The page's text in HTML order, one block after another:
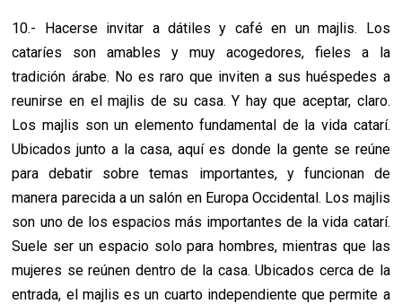
10.- Hacerse invitar a dátiles y café en un majlis. Los
cataríes son amables y muy acogedores, fieles a la
tradición árabe. No es raro que inviten a sus huéspedes a
reunirse en el majlis de su casa. Y hay que aceptar, claro.
Los majlis son un elemento fundamental de la vida catarí.
Ubicados junto a la casa, aquí es donde la gente se reúne
para debatir sobre temas importantes, y funcionan de
manera parecida a un salón en Europa Occidental. Los majlis
son uno de los espacios más importantes de la vida catarí.
Suele ser un espacio solo para hombres, mientras que las
mujeres se reúnen dentro de la casa. Ubicados cerca de la
entrada, el majlis es un cuarto independiente que permite a